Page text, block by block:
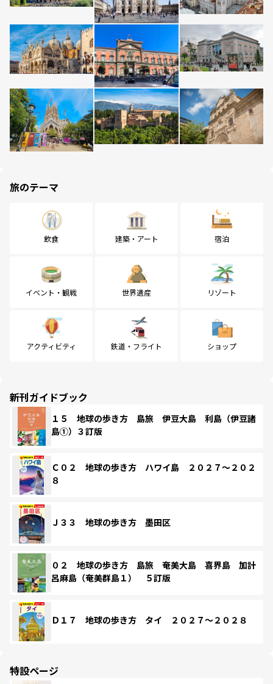
旅のテーマ
飲食 建築・アート 宿泊
イベント・観戦 世界遺産 リゾート
アクティビティ 鉄道・フライト ショップ
新刊ガイドブック
１５ 地球の歩き方 島旅 伊豆大島 利島（伊豆諸
島①）３訂版
Ｃ０２ 地球の歩き方 ハワイ島 ２０２７～２０２
８
Ｊ３３ 地球の歩き方 墨田区
０２ 地球の歩き方 島旅 奄美大島 喜界島 加計
呂麻島（奄美群島１） ５訂版
Ｄ１７ 地球の歩き方 タイ ２０２７～２０２８
特設ページ